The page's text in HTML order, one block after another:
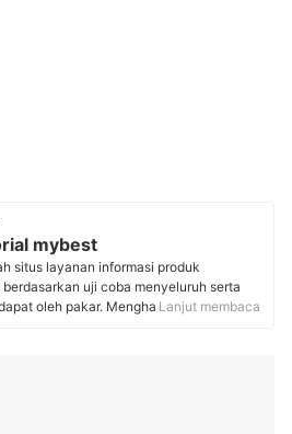
mybest
situs layanan informasi produk
uji coba menyeluruh serta
oleh pakar. Menghasilkan konten
mybest
Lanjut membaca